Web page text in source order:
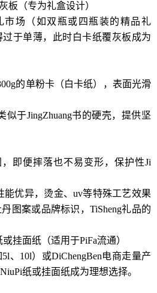
板（专为礼盒设计）
市场（如双瓶或四瓶装的精品礼
于单薄，此时白卡纸覆灰板成为
的单粉卡（白卡纸），表面光滑
于JingZhuang书的硬壳，提供坚
即便摔落也不易变形，保护性Ji
能优异，烫金、uv等特殊工艺效果
图案或品牌标识，TiSheng礼品的
挂面纸（适用于PiFa流通）
、10l）或DiChengBen电商走量产
纸或挂面纸成为理想选择。